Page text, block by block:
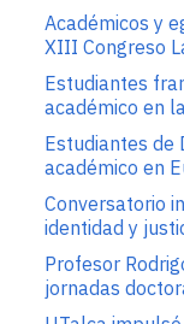
Académicos y
XIII Congreso
Estudiantes
académico en
Estudiantes de
académico en
Conversatorio
identidad y
Profesor
jornadas